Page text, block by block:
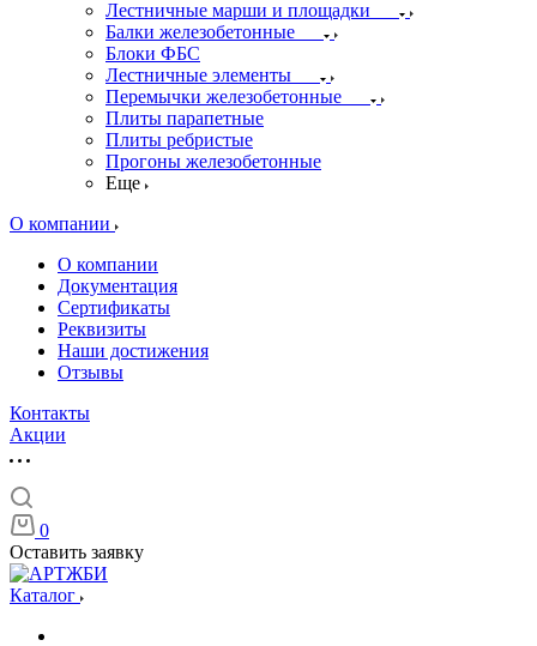
Лестничные марши и площадки
Балки железобетонные
Блоки ФБС
Лестничные элементы
Перемычки железобетонные
Плиты парапетные
Плиты ребристые
Прогоны железобетонные
Еще
О компании
О компании
Документация
Сертификаты
Реквизиты
Наши достижения
Отзывы
Контакты
Акции
0
Оставить заявку
Каталог